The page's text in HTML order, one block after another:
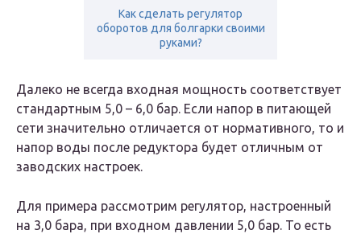
Как сделать регулятор
оборотов для болгарки своими
руками?
Далеко не всегда входная мощность соответствует
стандартным 5,0 – 6,0 бар. Если напор в питающей
сети значительно отличается от нормативного, то и
напор воды после редуктора будет отличным от
заводских настроек.
Для примера рассмотрим регулятор, настроенный
на 3,0 бара, при входном давлении 5,0 бар. То есть